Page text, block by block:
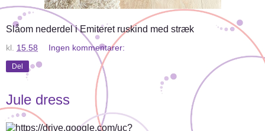
Slåom nederdel i Emiteret ruskind med stræk
kl. 15.58 Ingen kommentarer:
Del
Jule dress